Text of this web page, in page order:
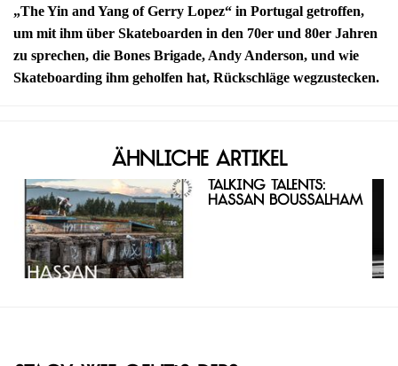
„The Yin and Yang of Gerry Lopez“ in Portugal getroffen,
um mit ihm über Skateboarden in den 70er und 80er Jahren
zu sprechen, die Bones Brigade, Andy Anderson, und wie
Skateboarding ihm geholfen hat, Rückschläge wegzustecken.
Ähnliche Artikel
Talking Talents:
Hassan Boussalham